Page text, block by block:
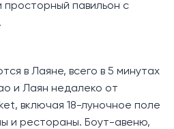
просторный павильон с
в Лаяне, всего в 5 минутах
и Лаян недалеко от
включая 18-луночное поле
и рестораны. Боут-авеню,